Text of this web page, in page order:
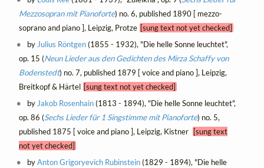
Mezzosopran mit Pianoforte) no. 6, published 1890 [ mezzo-
soprano and piano ], Leipzig, Protze [sung text not yet checked]
by Julius Röntgen(1855 - 1932), "Die helle Sonne leuchtet",
op. 15 (Neun Lieder aus den Gedichten des Mirza Schaffy von
Bodenstedt) no. 7, published 1879 [ voice and piano ], Leipzig,
Breitkopf & Härtel [sung text not yet checked]
by Jakob Rosenhain(1813 - 1894), "Die helle Sonne leuchtet",
op. 86 (Sechs Lieder für 1 Singstimme mit Pianoforte) no. 5,
published 1875 [ voice and piano ], Leipzig, Kistner
[sung text
not yet checked]
byAnton Grigoryevich Rubinstein(1829 - 1894), "Die helle